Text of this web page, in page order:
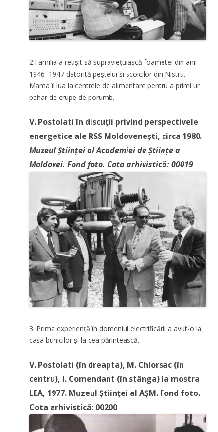
2.Familia a reușit să supraviețuiască foametei din anii
1946–1947 datorită peștelui și scoicilor din Nistru.
Mama îl lua la centrele de alimentare pentru a primi un
pahar de crupe de porumb.
V. Postolati în discuții privind perspectivele
energetice ale RSS Moldovenești, circa 1980.
Muzeul Științei al Academiei de Științe a
Moldovei. Fond foto. Cota arhivistică: 00019
3. Prima experiență în domeniul electrificării a avut-o la
casa bunicilor și la cea părintească.
V. Postolati (în dreapta), M. Chiorsac (în
centru), I. Comendant (în stânga) la mostra
LEA, 1977. Muzeul Științei al AȘM. Fond foto.
Cota arhivistică: 00200